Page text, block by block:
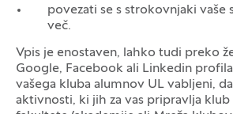
povezati se s strokovnjaki vaše
več.
Vpis je enostaven, lahko tudi preko
Google, Facebook ali Linkedin
vašega kluba alumnov UL vabljeni,
aktivnosti, ki jih za vas pripravlja klub